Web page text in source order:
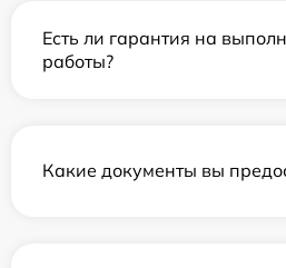
Есть ли гарантия на
работы?
Какие документы вы